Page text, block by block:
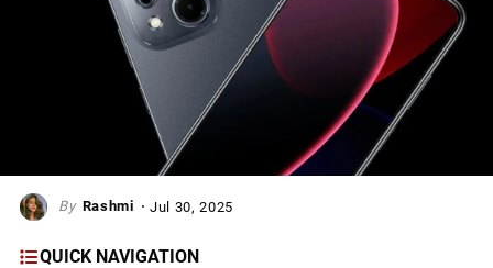
Rashmi Jul 30, 2025
QUICK NAVIGATION